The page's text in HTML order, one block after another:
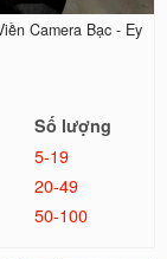
Camera Bạc - Ey
Số lượng
5-19
20-49
50-100